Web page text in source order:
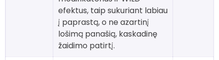
efektus, taip sukuriant labiau
į paprastą, o ne azartinį
lošimą panašią, kaskadinę
žaidimo patirtį.